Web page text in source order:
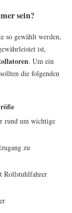
sein?
so gewählt werden,
ist,
. Um ein
die folgenden
rund um wichtige
zu
Rollstuhlfahrer